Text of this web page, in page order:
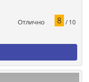
Отлично 8 / 10